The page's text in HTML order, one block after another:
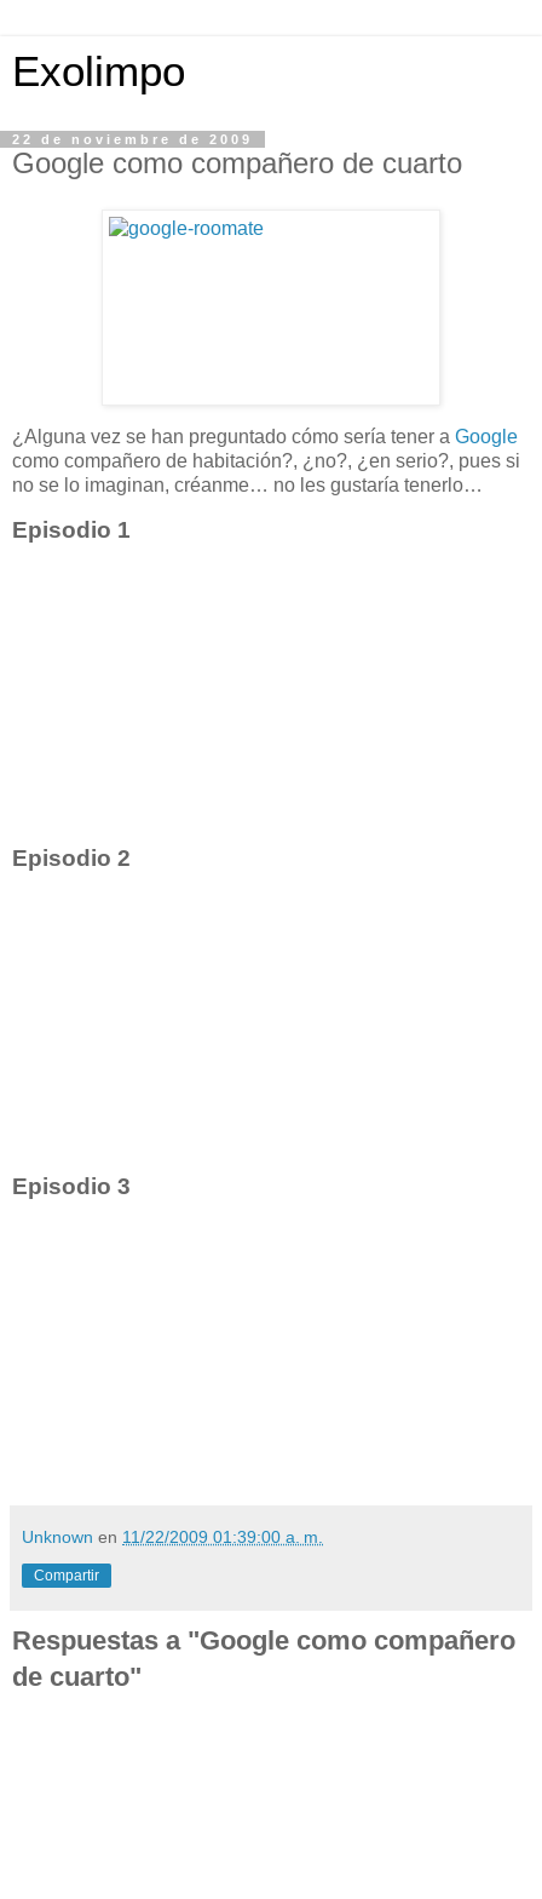
Exolimpo
22 de noviembre de 2009
Google como compañero de cuarto
¿Alguna vez se han preguntado cómo sería tener a Google
como compañero de habitación?, ¿no?, ¿en serio?, pues si
no se lo imaginan, créanme… no les gustaría tenerlo…
Episodio 1
Episodio 2
Episodio 3
Unknown en 11/22/2009 01:39:00 a. m.
Compartir
Respuestas a "Google como compañero
de cuarto"